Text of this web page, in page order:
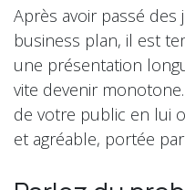
Après avoir passé
business plan, il est
une présentation
vite devenir
de votre public en lui
et agréable, portée